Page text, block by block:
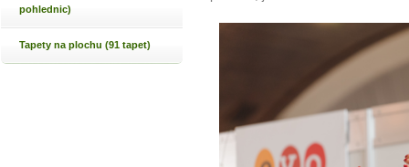
pohlednic)
Tapety na plochu (91 tapet)